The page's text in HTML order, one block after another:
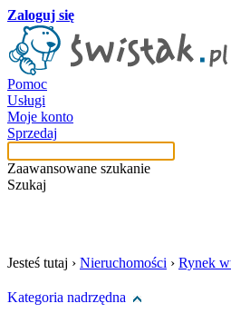
Zaloguj się
Pomoc
Usługi
Moje konto
Sprzedaj
Zaawansowane szukanie
Szukaj
Jesteś tutaj › Nieruchomości › Rynek
Kategoria nadrzędna